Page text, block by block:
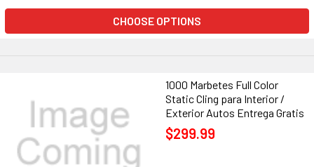
CHOOSE OPTIONS
1000 Marbetes Full Color
Static Cling para Interior /
Exterior Autos Entrega Gratis
$299.99